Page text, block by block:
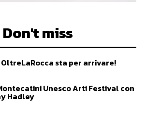
Don't miss
OltreLaRocca sta per arrivare!
Unesco Arti Festival con
Hadley